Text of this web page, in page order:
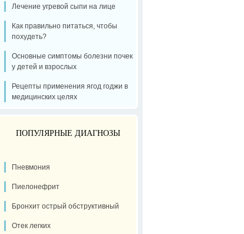
Лечение угревой сыпи на лице
Как правильно питаться, чтобы
похудеть?
Основные симптомы болезни почек
у детей и взрослых
Рецепты применения ягод годжи в
медицинских целях
ПОПУЛЯРНЫЕ ДИАГНОЗЫ
Пневмония
Пиелонефрит
Бронхит острый обструктивный
Отек легких